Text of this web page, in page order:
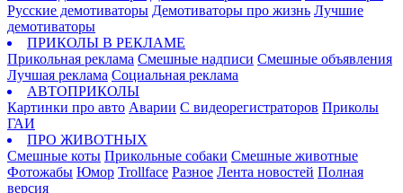
Русские демотиваторы Демотиваторы про жизнь Лучшие
демотиваторы
ПРИКОЛЫ В РЕКЛАМЕ
Прикольная реклама Смешные надписи Смешные объявления
Лучшая реклама Социальная реклама
АВТОПРИКОЛЫ
Картинки про авто Аварии С видеорегистраторов Приколы
ГАИ
ПРО ЖИВОТНЫХ
Смешные коты Прикольные собаки Смешные животные
Фотожабы Юмор Trollface Разное Лента новостей Полная
версия